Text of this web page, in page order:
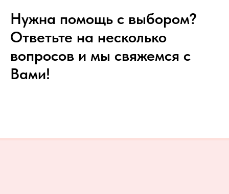
Нужна помощь с выбором?
Ответьте на несколько
вопросов и мы свяжемся с
Вами!